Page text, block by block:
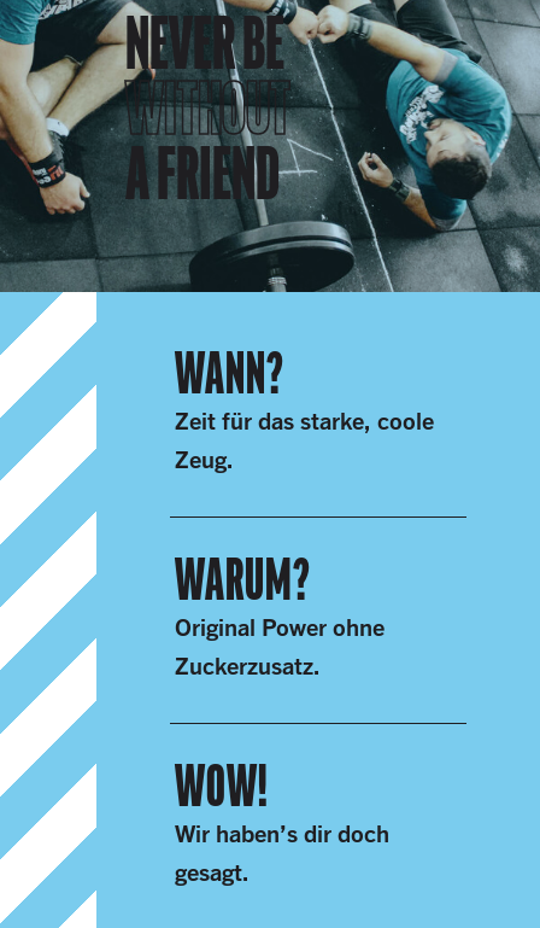
NEVER BE
WITHOUT
A FRIEND
WANN?
Zeit für das starke, coole
Zeug.
WA​RUM?
Original Power ohne
Zuckerzusatz.
WOW!
Wir haben’s dir doch
gesagt.